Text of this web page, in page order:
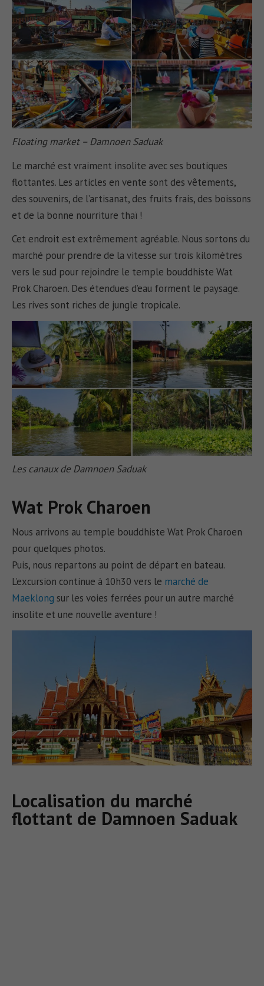
Floating market – Damnoen Saduak
Le marché est vraiment insolite avec ses boutiques
flottantes. Les articles en vente sont des vêtements,
des souvenirs, de l’artisanat, des fruits frais, des boissons
et de la bonne nourriture thaï !
Cet endroit est extrêmement agréable. Nous sortons du
marché pour prendre de la vitesse sur trois kilomètres
vers le sud pour rejoindre le temple bouddhiste Wat
Prok Charoen. Des étendues d’eau forment le paysage.
Les rives sont riches de jungle tropicale.
Les canaux de Damnoen Saduak
Wat Prok Charoen
Nous arrivons au temple bouddhiste Wat Prok Charoen
pour quelques photos.
Puis, nous repartons au point de départ en bateau.
L’excursion continue à 10h30 vers le marché de
Maeklong sur les voies ferrées pour un autre marché
insolite et une nouvelle aventure !
Localisation du marché
flottant de Damnoen Saduak